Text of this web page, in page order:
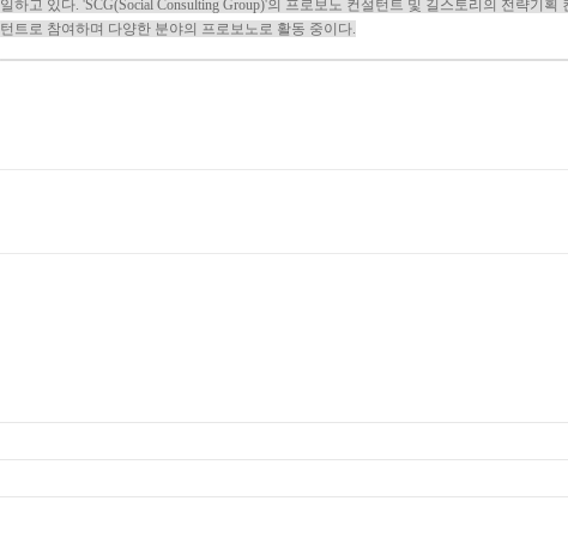
일하고 있다. 'SCG(Social Consulting Group)'의 프로보노 컨설턴트 및 길스토리의 전략기획
턴트로 참여하며 다양한 분야의 프로보노로 활동 중이다.